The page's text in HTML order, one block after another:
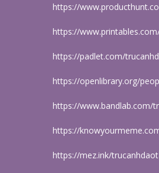
https://
https://
https://padlet.com/
https://openlibrary.org/
https://www.bandlab.com/
https://
https://mez.ink/